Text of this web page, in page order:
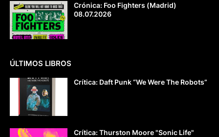
Crónica: Foo Fighters (Madrid)
08.07.2026
ÚLTIMOS LIBROS
Crítica: Daft Punk “We Were The Robots”
Crítica: Thurston Moore "Sonic Life"